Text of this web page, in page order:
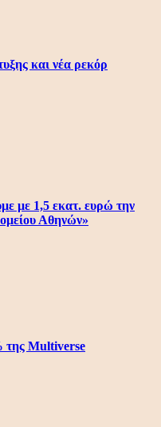
και νέα ρεκόρ
με 1,5 εκατ. ευρώ την
Αθηνών»
της Multiverse